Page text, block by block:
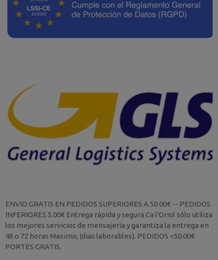
ENVIO GRATIS EN PEDIDOS SUPERIORES A 50.00€ -- PEDIDOS
INFERIORES 5.00€ Entrega rápida y segura Ca l'Oriol sólo utiliza
los mejores servicios de mensajería y garantiza la entrega en
48 o 72 horas Maximo, (dias laborables). PEDIDOS <50.00€
PORTES GRATIS.